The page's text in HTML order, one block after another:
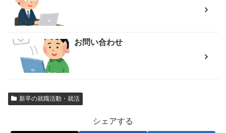
お問い合わせ
新卒の就職活動・就活
シェアする